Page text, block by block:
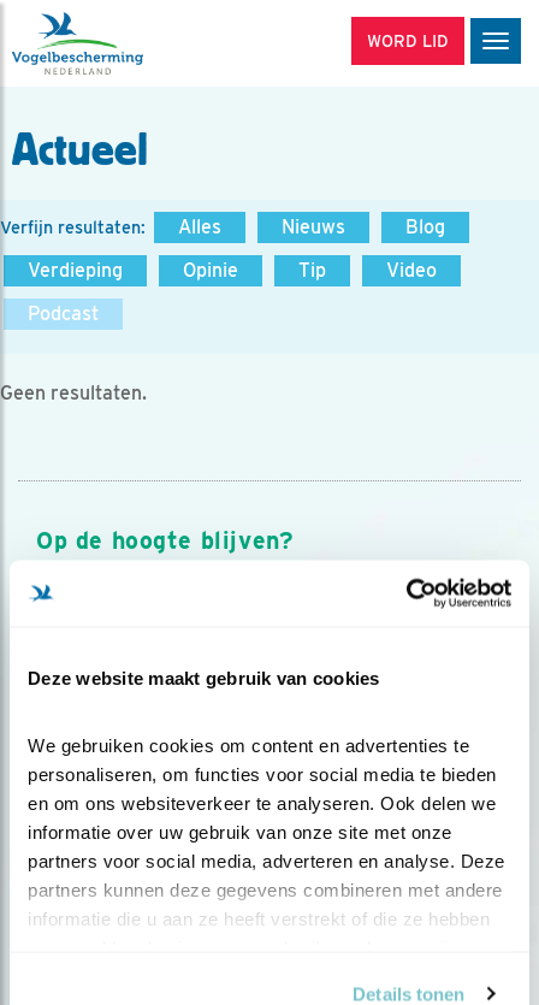
Deze website maakt gebruik van cookies
We gebruiken cookies om content en advertenties te
personaliseren, om functies voor social media te bieden
en om ons websiteverkeer te analyseren. Ook delen we
informatie over uw gebruik van onze site met onze
partners voor social media, adverteren en analyse. Deze
partners kunnen deze gegevens combineren met andere
informatie die u aan ze heeft verstrekt of die ze hebben
Details tonen
WORD LID
Actueel
Verfijn resultaten: Alles Nieuws
Blog
Verdieping
Opinie Tip
Video
Podcast
Geen resultaten.
Op de hoogte blijven?
Meld je aan en ontvang nieuws, inspiratie, acties en tips
over vogels en activiteiten van Vogelbescherming.